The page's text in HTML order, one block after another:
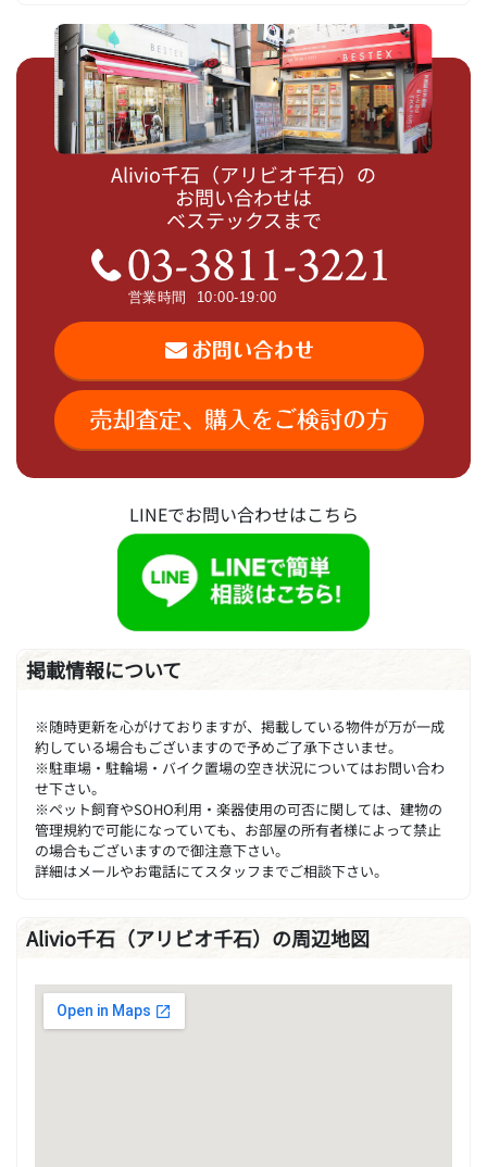
Alivio千石（アリビオ千石）の
お問い合わせは
ベステックスまで
LINEでお問い合わせはこちら
掲載情報について
※随時更新を心がけておりますが、掲載している物件が万が一成
約している場合もございますので予めご了承下さいませ。
※駐車場・駐輪場・バイク置場の空き状況についてはお問い合わ
せ下さい。
※ペット飼育やSOHO利用・楽器使用の可否に関しては、建物の
管理規約で可能になっていても、お部屋の所有者様によって禁止
の場合もございますので御注意下さい。
詳細はメールやお電話にてスタッフまでご相談下さい。
Alivio千石（アリビオ千石）の周辺地図